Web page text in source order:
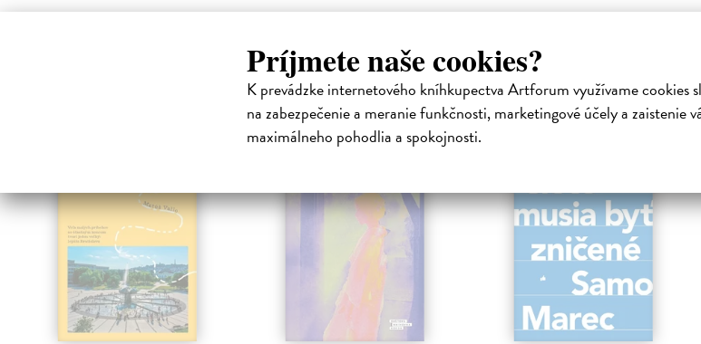
Príjmete naše cookies?
K prevádzke internetového kníhkupectva Artforum využívame cookies
na zabezpečenie a meranie funkčnosti, marketingové účely a zaistenie
maximálneho pohodlia a spokojnosti.
Čitatelia s podobným
na sklade